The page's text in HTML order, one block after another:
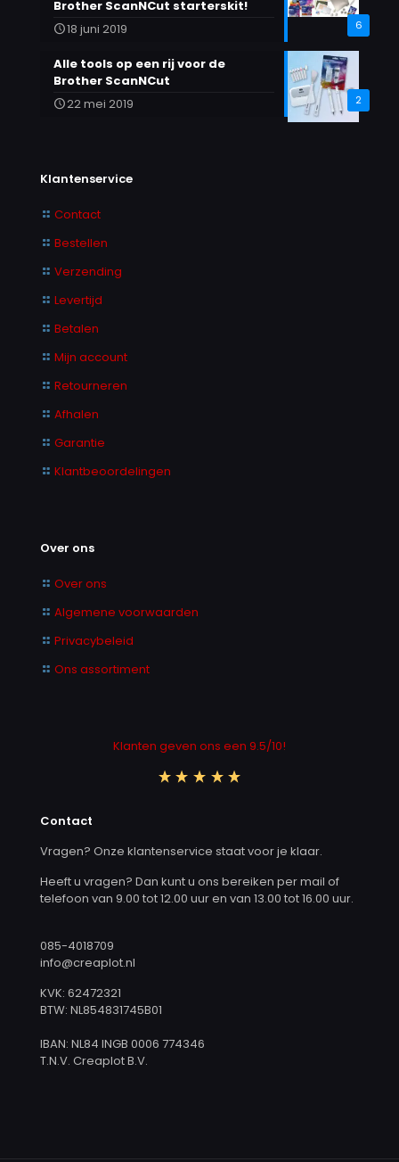
6
Brother ScanNCut starterskit!
18 juni 2019
2
Alle tools op een rij voor de
Brother ScanNCut
22 mei 2019
Klantenservice
Contact
Bestellen
Verzending
Levertijd
Betalen
Mijn account
Retourneren
Afhalen
Garantie
Klantbeoordelingen
Over ons
Over ons
Algemene voorwaarden
Privacybeleid
Ons assortiment
Klanten geven ons een 9.5/10!
Contact
Vragen? Onze klantenservice staat voor je klaar.
Heeft u vragen? Dan kunt u ons bereiken per mail of
telefoon van 9.00 tot 12.00 uur en van 13.00 tot 16.00 uur.
085-4018709
info@creaplot.nl
KVK: 62472321
BTW: NL854831745B01
IBAN: NL84 INGB 0006 774346
T.N.V. Creaplot B.V.